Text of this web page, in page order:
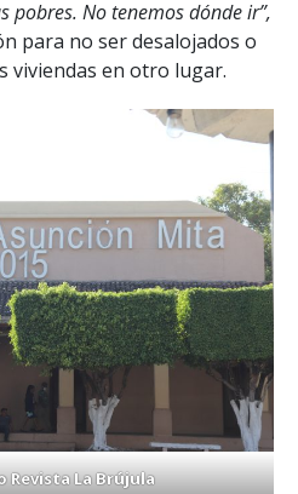
pobres. No tenemos dónde ir”,
para no ser desalojados o
viviendas en otro lugar.
Revista La Brújula